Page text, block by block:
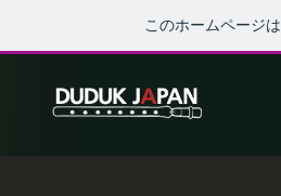
このホームページは